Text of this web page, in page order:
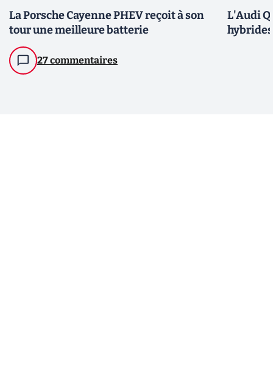
La Porsche Cayenne PHEV reçoit à son
tour une meilleure batterie
27 commentaires
L'Audi